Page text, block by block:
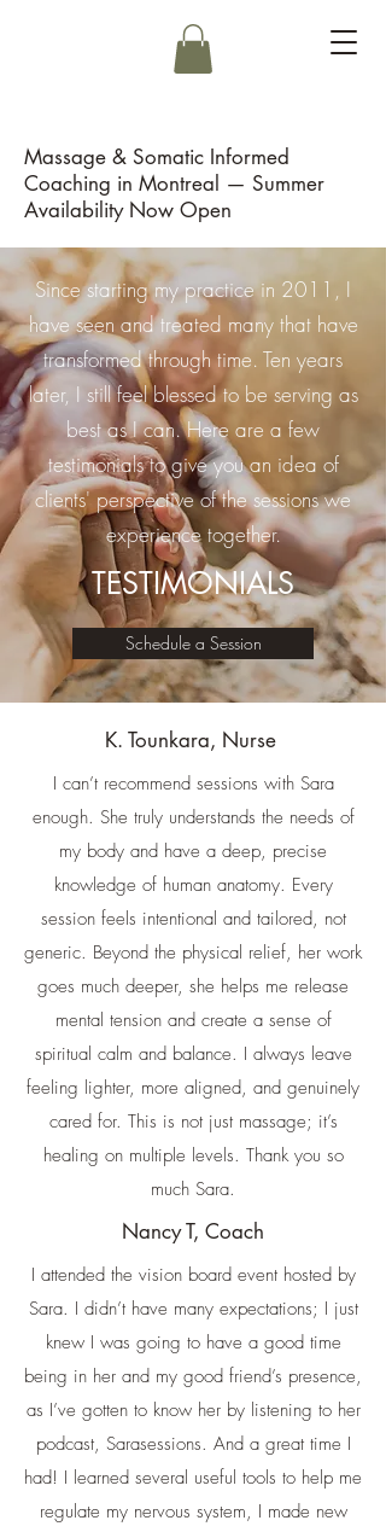
Massage & Somatic Informed
Coaching in Montreal — Summer
Availability Now Open
Since starting my practice in 2011, I
have seen and treated many that have
transformed through time. Ten years
later, I still feel blessed to be serving as
best as I can. Here are a few
testimonials to give you an idea of
clients' perspective of the sessions we
experience together.
TESTIMONIALS
Schedule a Session
K. Tounkara, Nurse
I can’t recommend sessions with Sara
enough. She truly understands the needs of
my body and have a deep, precise
knowledge of human anatomy. Every
session feels intentional and tailored, not
generic. Beyond the physical relief, her work
goes much deeper, she helps me release
mental tension and create a sense of
spiritual calm and balance. I always leave
feeling lighter, more aligned, and genuinely
cared for. This is not just massage; it’s
healing on multiple levels. Thank you so
much Sara.
Nancy T, Coach
I attended the vision board event hosted by
Sara. I didn’t have many expectations; I just
knew I was going to have a good time
being in her and my good friend’s presence,
as I’ve gotten to know her by listening to her
podcast, Sarasessions. And a great time I
had! I learned several useful tools to help me
regulate my nervous system, I made new